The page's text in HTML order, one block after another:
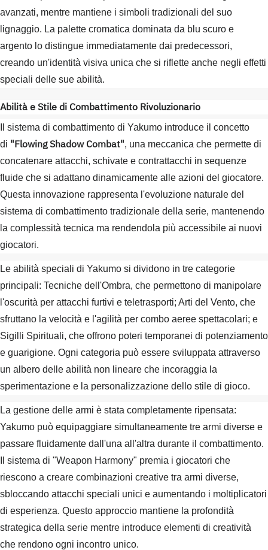
avanzati, mentre mantiene i simboli tradizionali del suo
lignaggio. La palette cromatica dominata da blu scuro e
argento lo distingue immediatamente dai predecessori,
creando un'identità visiva unica che si riflette anche negli effetti
speciali delle sue abilità.
Abilità e Stile di Combattimento Rivoluzionario
Il sistema di combattimento di Yakumo introduce il concetto
di "Flowing Shadow Combat", una meccanica che permette di
concatenare attacchi, schivate e contrattacchi in sequenze
fluide che si adattano dinamicamente alle azioni del giocatore.
Questa innovazione rappresenta l'evoluzione naturale del
sistema di combattimento tradizionale della serie, mantenendo
la complessità tecnica ma rendendola più accessibile ai nuovi
giocatori.
Le abilità speciali di Yakumo si dividono in tre categorie
principali: Tecniche dell'Ombra, che permettono di manipolare
l'oscurità per attacchi furtivi e teletrasporti; Arti del Vento, che
sfruttano la velocità e l'agilità per combo aeree spettacolari; e
Sigilli Spirituali, che offrono poteri temporanei di potenziamento
e guarigione. Ogni categoria può essere sviluppata attraverso
un albero delle abilità non lineare che incoraggia la
sperimentazione e la personalizzazione dello stile di gioco.
La gestione delle armi è stata completamente ripensata:
Yakumo può equipaggiare simultaneamente tre armi diverse e
passare fluidamente dall'una all'altra durante il combattimento.
Il sistema di "Weapon Harmony" premia i giocatori che
riescono a creare combinazioni creative tra armi diverse,
sbloccando attacchi speciali unici e aumentando i moltiplicatori
di esperienza. Questo approccio mantiene la profondità
strategica della serie mentre introduce elementi di creatività
che rendono ogni incontro unico.